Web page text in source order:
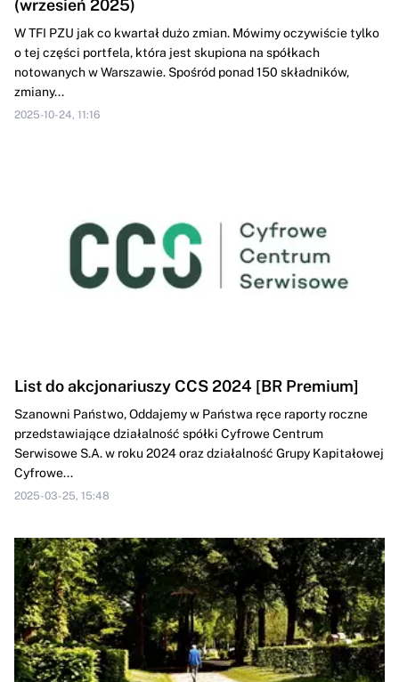
(wrzesień 2025)
W TFI PZU jak co kwartał dużo zmian. Mówimy oczywiście tylko
o tej części portfela, która jest skupiona na spółkach
notowanych w Warszawie. Spośród ponad 150 składników,
zmiany...
2025-10-24, 11:16
List do akcjonariuszy CCS 2024 [BR Premium]
Szanowni Państwo, Oddajemy w Państwa ręce raporty roczne
przedstawiające działalność spółki Cyfrowe Centrum
Serwisowe S.A. w roku 2024 oraz działalność Grupy Kapitałowej
Cyfrowe...
2025-03-25, 15:48